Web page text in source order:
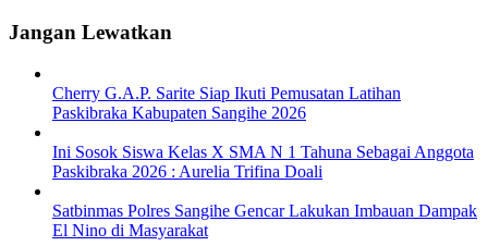
Jangan Lewatkan
Cherry G.A.P. Sarite Siap Ikuti Pemusatan Latihan
Paskibraka Kabupaten Sangihe 2026
Ini Sosok Siswa Kelas X SMA N 1 Tahuna Sebagai Anggota
Paskibraka 2026 : Aurelia Trifina Doali
Satbinmas Polres Sangihe Gencar Lakukan Imbauan Dampak
El Nino di Masyarakat